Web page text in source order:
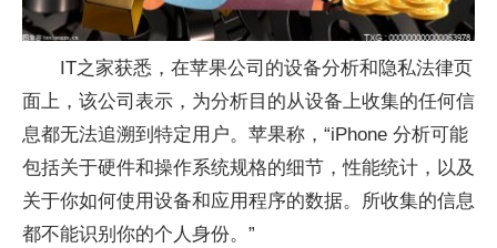
IT之家获悉，在苹果公司的设备分析和隐私法律页
面上，该公司表示，为分析目的从设备上收集的任何信
息都无法追溯到特定用户。苹果称，“iPhone 分析可能
包括关于硬件和操作系统规格的细节，性能统计，以及
关于你如何使用设备和应用程序的数据。所收集的信息
都不能识别你的个人身份。”